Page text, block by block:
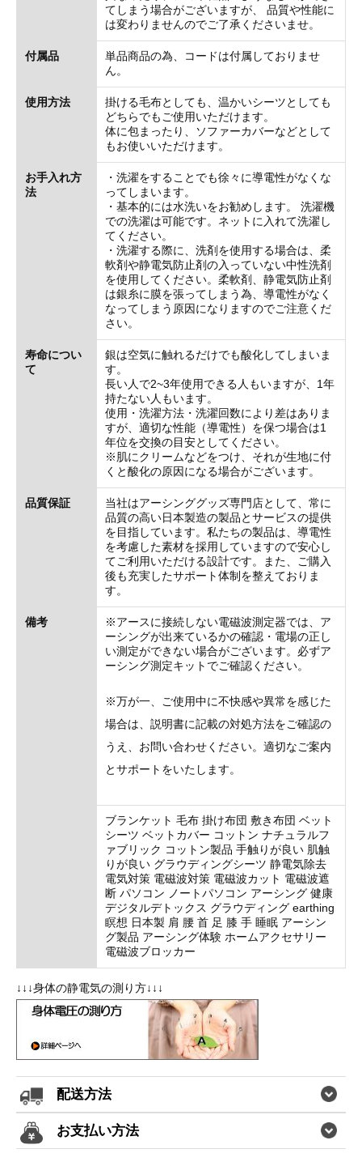
てしまう場合がございますが、 品質や性能に
は変わりませんのでご了承くださいませ。
付属品
単品商品の為、コードは付属しておりませ
ん。
使用方法
掛ける毛布としても、温かいシーツとしても
どちらでもご使用いただけます。
体に包まったり、ソファーカバーなどとして
もお使いいただけます。
お手入れ方
法
・洗濯をすることでも徐々に導電性がなくな
ってしまいます。
・基本的には水洗いをお勧めします。 洗濯機
での洗濯は可能です。ネットに入れて洗濯し
てください。
・洗濯する際に、洗剤を使用する場合は、柔
軟剤や静電気防止剤の入っていない中性洗剤
を使用してください。柔軟剤、静電気防止剤
は銀糸に膜を張ってしまう為、導電性がなく
なってしまう原因になりますのでご注意くだ
さい。
寿命につい
て
銀は空気に触れるだけでも酸化してしまいま
す。
長い人で2~3年使用できる人もいますが、1年
持たない人もいます。
使用・洗濯方法・洗濯回数により差はありま
すが、適切な性能（導電性）を保つ場合は1
年位を交換の目安としてください。
※肌にクリームなどをつけ、それが生地に付
くと酸化の原因になる場合がございます。
品質保証
当社はアーシンググッズ専門店として、常に
品質の高い日本製造の製品とサービスの提供
を目指しています。私たちの製品は、導電性
を考慮した素材を採用していますので安心し
てご利用いただける設計です。また、ご購入
後も充実したサポート体制を整えておりま
す。
備考
※アースに接続しない電磁波測定器では、ア
ーシングが出来ているかの確認・電場の正し
い測定ができない場合がございます。必ずア
ーシング測定キットでご確認ください。
※万が一、ご使用中に不快感や異常を感じた
場合は、説明書に記載の対処方法をご確認の
うえ、お問い合わせください。適切なご案内
とサポートをいたします。
ブランケット 毛布 掛け布団 敷き布団 ベット
シーツ ベットカバー コットン ナチュラルフ
ァブリック コットン製品 手触りが良い 肌触
りが良い グラウディングシーツ 静電気除去
電気対策 電磁波対策 電磁波カット 電磁波遮
断 パソコン ノートパソコン アーシング 健康
デジタルデトックス グラウディング earthing
瞑想 日本製 肩 腰 首 足 膝 手 睡眠 アーシン
グ製品 アーシング体験 ホームアクセサリー
電磁波ブロッカー
↓↓↓身体の静電気の測り方↓↓↓
配送方法
お支払い方法